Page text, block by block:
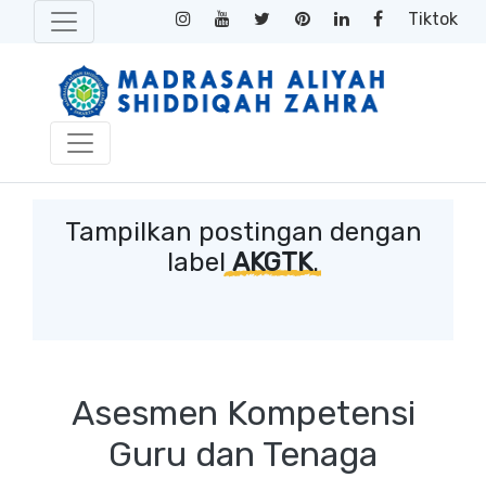
Tiktok
Tampilkan postingan dengan
labelAKGTK.
Asesmen Kompetensi
Guru dan Tenaga